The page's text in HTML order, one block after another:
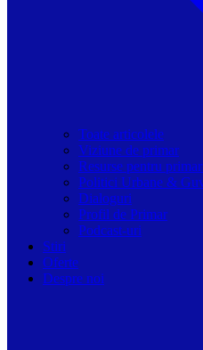
Toate articolele
Viziune de primar
Resurse pentru
Politici Urbane &
Dialoguri
Profil de Primar
Podcast-uri
Stiri
Oferte
Despre noi